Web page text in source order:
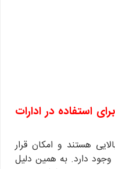
استفاده در ادارات
هستند و امکان قرار
وجود دارد. به همین دلیل